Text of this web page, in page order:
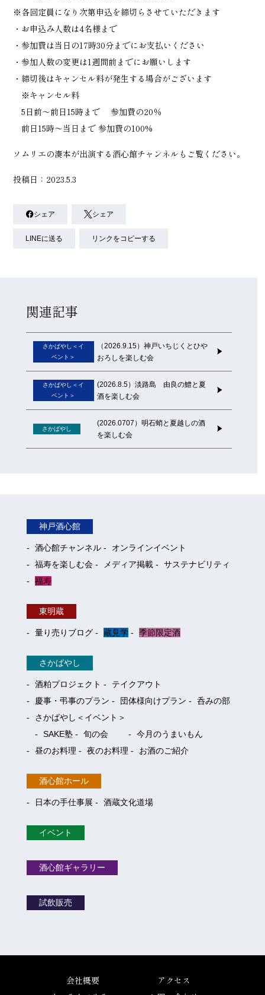
※各回定員になり次第申込を締切らさせていただきます
・お申込み人数は4名様まで
・参加費は当日の17時30分までにお支払いください
・参加人数の変更は1週間前までにお願いします
・締切後はキャンセル料が発生する場合がございます
※キャンセル料
5日前～前日15時まで 参加費の20％
前日15時～当日まで 参加費の100%
ソムリエの湊本が出演する 酒心館チャンネル もご覧ください。
投稿日：2023.5.3
シェア シェア
LINEに送る リンクをコピーする
関連記事
さかばやし＜イ
ベント＞
（2026.9.15）神戸いちじくとひや
おろしを楽しむ会
さかばやし＜イ
ベント＞
(2026.8.5）淡路島 由良の鱧と夏
酒を楽しむ会
さかばやし
(2026.0707）明石蛸と夏越しの酒
を楽しむ会
神戸酒心館
酒心館チャンネル
オンラインイベント
福寿を楽しむ会
メディア掲載
サステナビリティ
福寿
東明蔵
量り売りブログ 蔵見学 季節限定酒
さかばやし
酒粕プロジェクト
テイクアウト
慶事・弔事のプラン
団体様向けプラン
呑みの部
さかばやし＜イベント＞
SAKE塾
旬の会
今月のうまいもん
昼のお料理
夜のお料理 お酒のご紹介
酒心館ホール
日本の手仕事展 酒蔵文化道場
イベント
酒心館ギャラリー
試飲販売
会社概要
アクセス